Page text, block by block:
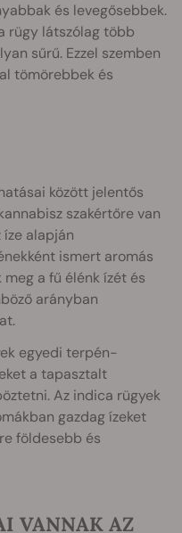
és levegősebbek.
rügy látszólag több
sűrű. Ezzel szemben
tömörebbek és
között jelentős
szakértőre van
íze alapján
ismert aromás
a fű élénk ízét és
arányban
egyedi terpén-
a tapasztalt
Az indica rügyek
gazdag ízeket
földesebb és
VANNAK AZ